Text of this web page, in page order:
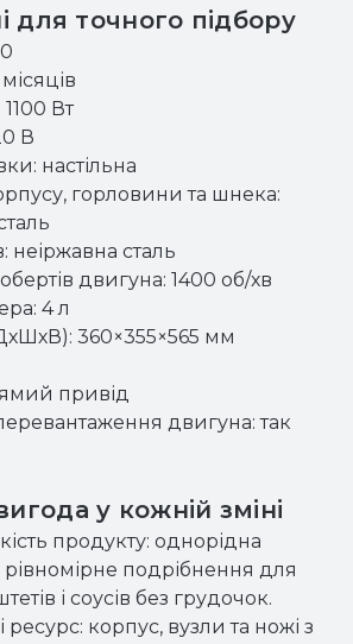
для точного підбору
Вт
В
настільна
горловини та шнека:
неіржавна сталь
двигуна: 1400 об/хв
4 л
360×355×565 мм
привід
двигуна: так
у кожній зміні
продукту: однорідна
рівномірне подрібнення для
і соусів без грудочок.
ресурс: корпус, вузли та ножі з